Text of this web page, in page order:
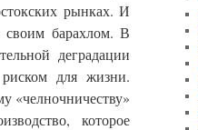
рынках. И
своим барахлом. В
деградации
для жизни.
«челночничеству»
которое